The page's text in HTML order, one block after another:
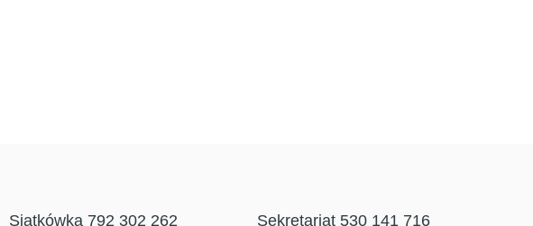
Siatkówka 792 302 262 Sekretariat 530 141 716